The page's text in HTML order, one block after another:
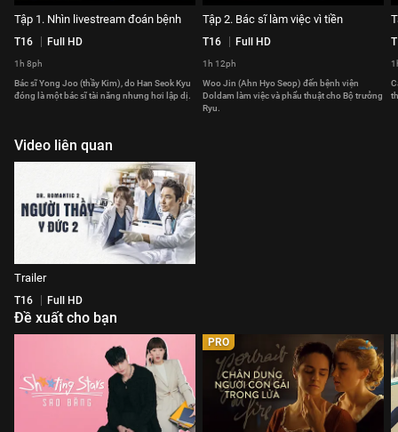
Tập 1. Nhìn livestream đoán bệnh
T16 Full HD
1h 8ph
Bác sĩ Yong Joo (thầy Kim), do Han Seok Kyu
đóng là một bác sĩ tài năng nhưng hơi lập dị.
Tập 2. Bác sĩ làm việc vì tiền
T16 Full HD
1h 12ph
Woo Jin (Ahn Hyo Seop) đến bệnh viện
Doldam làm việc và phẩu thuật cho Bộ trưởng
Ryu.
Video liên quan
Trailer
T16 Full HD
Đề xuất cho bạn
PRO